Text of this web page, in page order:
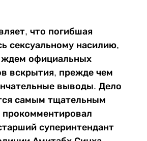
что погибшая
сексуальному насилию,
официальных
вскрытия, прежде чем
выводы. Дело
самым тщательным
прокомментировал
суперинтендант